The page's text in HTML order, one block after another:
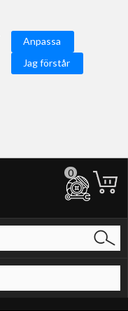
Anpassa
Jag förstår
0